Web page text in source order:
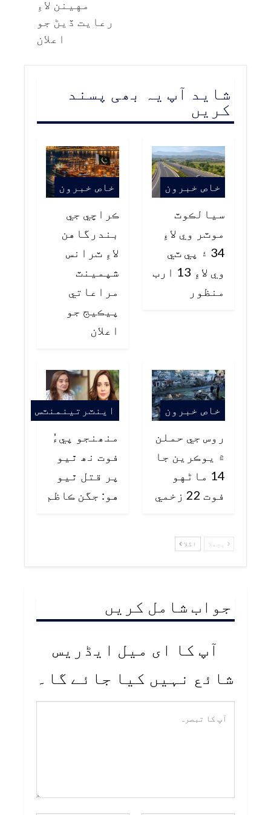
مهينن لاءِ
رعايت ڏيڻ جو
اعلان
شاید آپ یہ بھی پسند
کریں
خاص خبرون
سيالڪوٽ
موٽر وي لاءِ
34 ۽ پي ٽي
وي لاءِ 13 ارب
منظور
خاص خبرون
ڪراچي جي
بندرگاهن
لاءِ ٽرانس
شپمينٽ
مراعاتي
پيڪيج جو
اعلان
خاص خبرون
روس جي حملن
۾ يوڪرين جا
14 ماڻهو
فوت 22 زخمي
اينٽرتينمنٽس
منھنجو پيءُ
فوت نھ ٿيو
پر قتل ٿيو
هو: جگن ڪاظم
پچھلا اگلا
جواب شامل کریں
آپ کا ای میل ایڈریس
شائع نہیں کیا جائے گا۔